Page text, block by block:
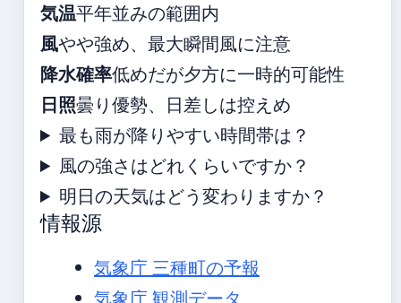
気温平年並みの範囲内
風やや強め、最大瞬間風に注意
降水確率低めだが夕方に一時的可能性
日照曇り優勢、日差しは控えめ
最も雨が降りやすい時間帯は？
風の強さはどれくらいですか？
明日の天気はどう変わりますか？
情報源
気象庁 三種町の予報
気象庁 観測データ